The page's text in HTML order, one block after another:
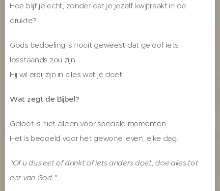
Hoe blijf je echt, zonder dat je jezelf kwijtraakt in de
drukte?
Gods bedoeling is nooit geweest dat geloof iets
losstaands zou zijn.
Hij wil erbij zijn in alles wat je doet.
Wat zegt de Bijbel?
Geloof is niet alleen voor speciale momenten.
Het is bedoeld voor het gewone leven, elke dag.
"Of u dus eet of drinkt of iets anders doet, doe alles tot
eer van God."